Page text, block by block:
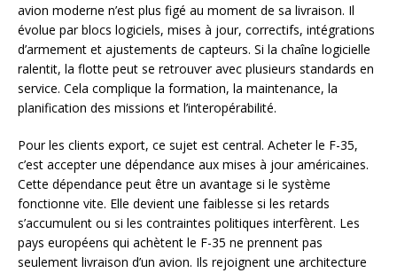
avion moderne n’est plus figé au moment de sa livraison. Il
évolue par blocs logiciels, mises à jour, correctifs, intégrations
d’armement et ajustements de capteurs. Si la chaîne logicielle
ralentit, la flotte peut se retrouver avec plusieurs standards en
service. Cela complique la formation, la maintenance, la
planification des missions et l’interopérabilité.
Pour les clients export, ce sujet est central. Acheter le F-35,
c’est accepter une dépendance aux mises à jour américaines.
Cette dépendance peut être un avantage si le système
fonctionne vite. Elle devient une faiblesse si les retards
s’accumulent ou si les contraintes politiques interfèrent. Les
pays européens qui achètent le F-35 ne prennent pas
seulement livraison d’un avion. Ils rejoignent une architecture